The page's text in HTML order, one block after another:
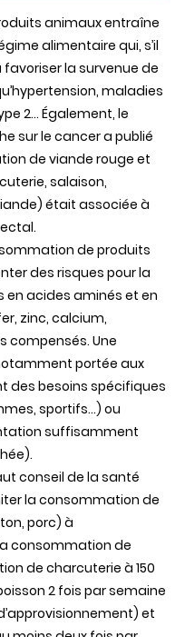
animaux entraîne
alimentaire qui, s’il
la survenue de
maladies
2... Également, le
sur le cancer a publié
de viande rouge et
salaison,
était associée à
de produits
des risques pour la
en acides aminés et en
zinc, calcium,
compensés. Une
portée aux
des besoins spécifiques
sportifs...) ou
suffisamment
conseil de la santé
la consommation de
porc) à
consommation de
de charcuterie à 150
2 fois par semaine
et